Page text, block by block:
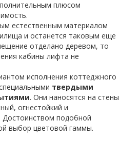
плюсом
естественным материалом
и останется таковым еще
отделано деревом, то
кабины лифта не
исполнения коттеджного
твердыми
. Они наносятся на стены
огнестойкий и
Достоинством подобной
выбор цветовой гаммы.